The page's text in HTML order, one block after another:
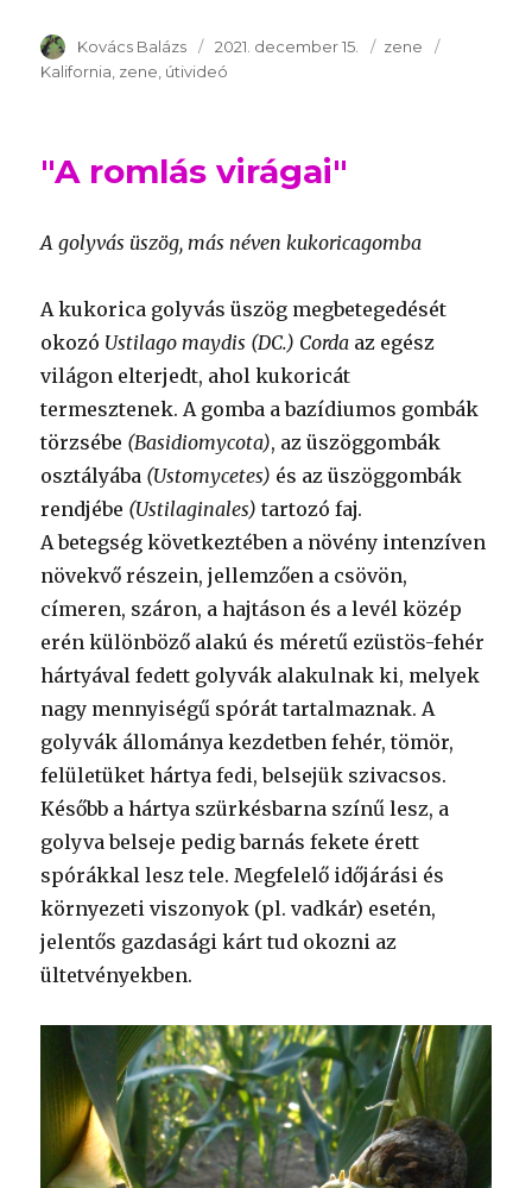
Szerző
Kovács Balázs Publikálva
2021. december 15. Témakör
zene
Kalifornia zene útivideó
"A romlás virágai"
A golyvás üszög, más néven kukoricagomba
A kukorica golyvás üszög megbetegedését
okozó Ustilago maydis (DC.) Corda az egész
világon elterjedt, ahol kukoricát
termesztenek. A gomba a bazídiumos gombák
törzsébe (Basidiomycota), az üszöggombák
osztályába (Ustomycetes) és az üszöggombák
rendjébe (Ustilaginales) tartozó faj.
A betegség következtében a növény intenzíven
növekvő részein, jellemzően a csövön,
címeren, száron, a hajtáson és a levél közép
erén különböző alakú és méretű ezüstös-fehér
hártyával fedett golyvák alakulnak ki, melyek
nagy mennyiségű spórát tartalmaznak. A
golyvák állománya kezdetben fehér, tömör,
felületüket hártya fedi, belsejük szivacsos.
Később a hártya szürkésbarna színű lesz, a
golyva belseje pedig barnás fekete érett
spórákkal lesz tele. Megfelelő időjárási és
környezeti viszonyok (pl. vadkár) esetén,
jelentős gazdasági kárt tud okozni az
ültetvényekben.